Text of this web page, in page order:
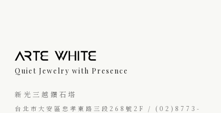
Quiet Jewelry with Presence
新光三越鑽石塔
台北市大安區忠孝東路三段268號2F / (02)8773-